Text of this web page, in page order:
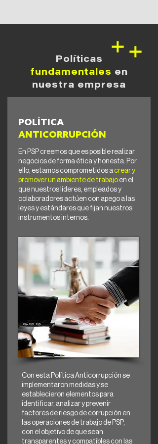
Políticas
fundamentales en
nuestra empresa
POLÍTICA
ANTICORRUPCIÓN
En PSP creemos que es posible realizar
negocios de forma ética y honesta. Por
ello, estamos comprometidos a crear y
promover un ambiente de trabajo en el
que nuestros líderes, empleados y
colaboradores actúen con apego a las
leyes y estándares que fijan nuestros
instrumentos internos.
Con esta Política Anticorrupción se
implementaron medidas y se
establecieron elementos para
identificar, analizar y prevenir
factores de riesgo de corrupción en
las operaciones de trabajo de PSP,
con el objetivo de que sean
transparentes y compatibles con las